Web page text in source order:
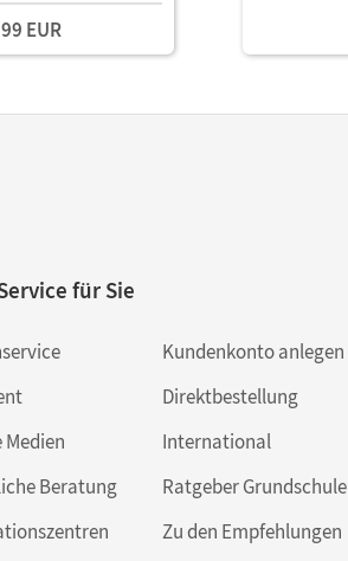
EUR
für Sie
Beratung
Kundenkonto anlegen
Direktbestellung
International
Ratgeber Grundschule
Zu den Empfehlungen